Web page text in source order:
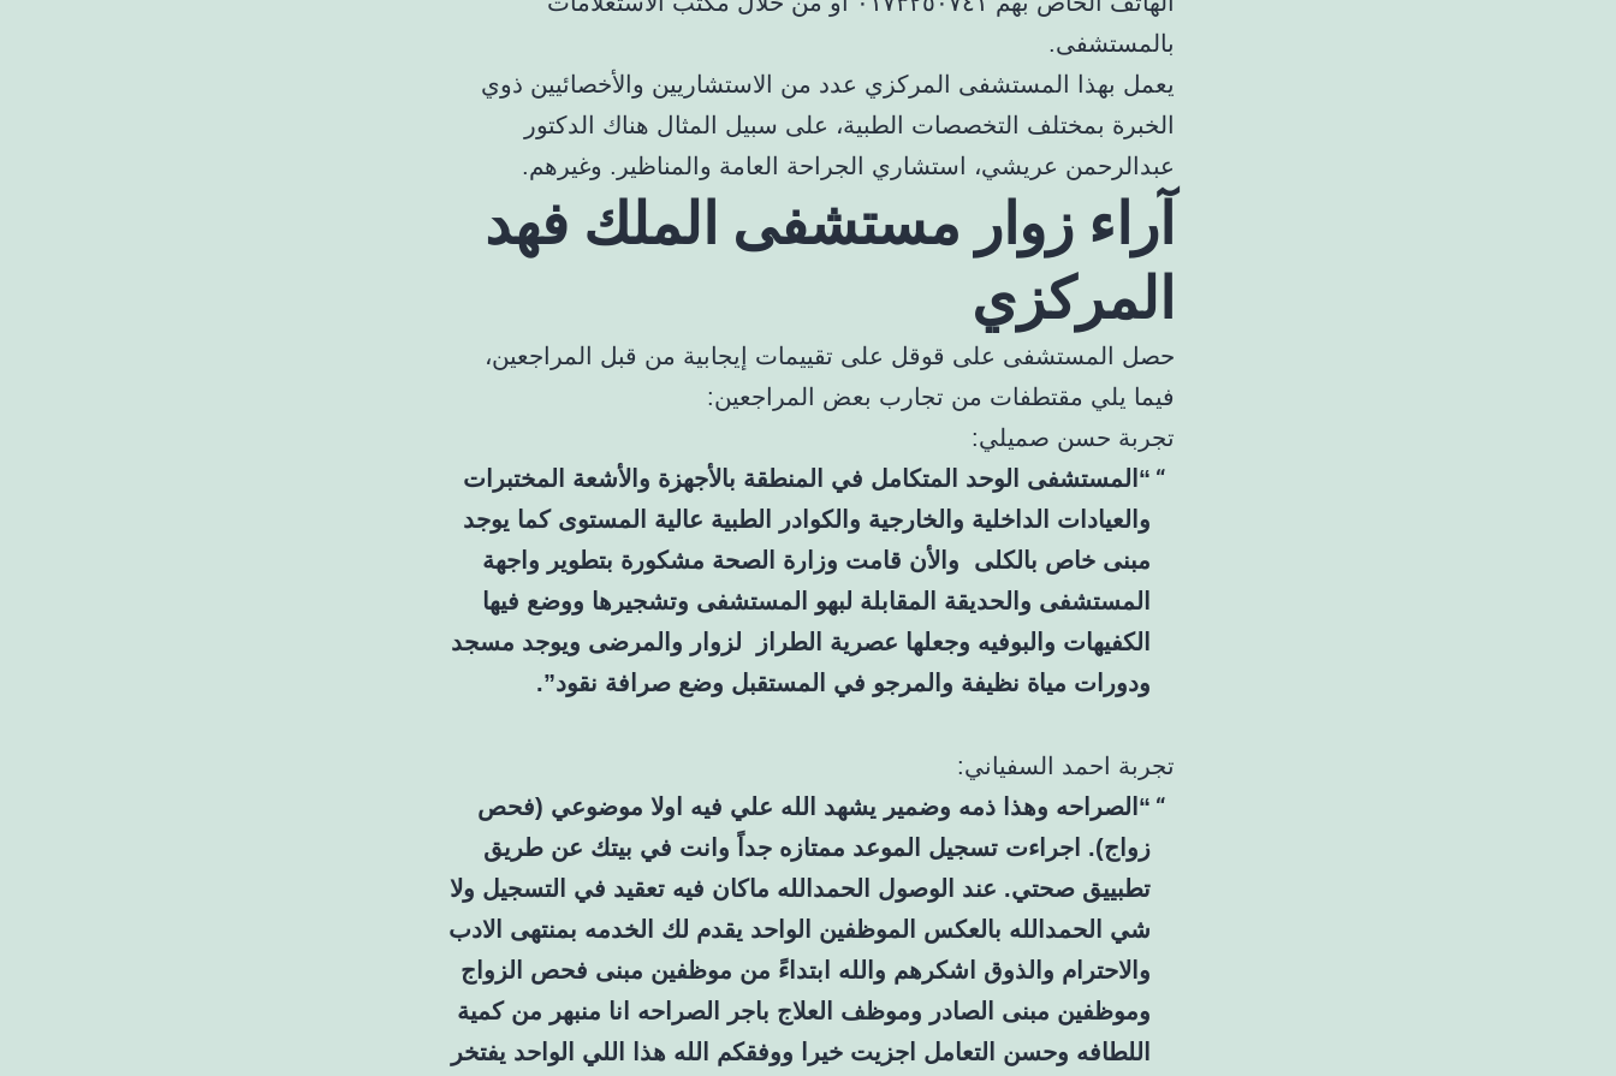
بالمستشفى.
يعمل بهذا المستشفى المركزي عدد من الاستشاريين والأخصائيين ذوي
الخبرة بمختلف التخصصات الطبية، على سبيل المثال هناك الدكتور
عبدالرحمن عريشي، استشاري الجراحة العامة والمناظير. وغيرهم.
آراء زوار مستشفى الملك فهد
المركزي
حصل المستشفى على قوقل على تقييمات إيجابية من قبل المراجعين،
فيما يلي مقتطفات من تجارب بعض المراجعين:
تجربة حسن صميلي:
“المستشفى الوحد المتكامل في المنطقة بالأجهزة والأشعة المختبرات
والعيادات الداخلية والخارجية والكوادر الطبية عالية المستوى كما يوجد
مبنى خاص بالكلى والأن قامت وزارة الصحة مشكورة بتطوير واجهة
المستشفى والحديقة المقابلة لبهو المستشفى وتشجيرها ووضع فيها
الكفيهات والبوفيه وجعلها عصرية الطراز لزوار والمرضى ويوجد مسجد
ودورات مياة نظيفة والمرجو في المستقبل وضع صرافة نقود”.
تجربة احمد السفياني:
“الصراحه وهذا ذمه وضمير يشهد الله علي فيه اولا موضوعي (فحص
زواج). اجراءت تسجيل الموعد ممتازه جداً وانت في بيتك عن طريق
تطبييق صحتي. عند الوصول الحمدالله ماكان فيه تعقيد في التسجيل ولا
شي الحمدالله بالعكس الموظفين الواحد يقدم لك الخدمه بمنتهى الادب
والاحترام والذوق اشكرهم والله ابتداءً من موظفين مبنى فحص الزواج
وموظفين مبنى الصادر وموظف العلاج باجر الصراحه انا منبهر من كمية
اللطافه وحسن التعامل اجزيت خيرا ووفقكم الله هذا اللي الواحد يفتخر